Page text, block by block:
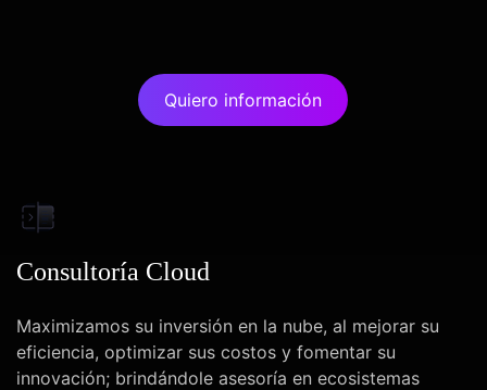
Quiero información
Consultoría Cloud
Maximizamos su inversión en la nube, al mejorar su
eficiencia, optimizar sus costos y fomentar su
innovación; brindándole asesoría en ecosistemas